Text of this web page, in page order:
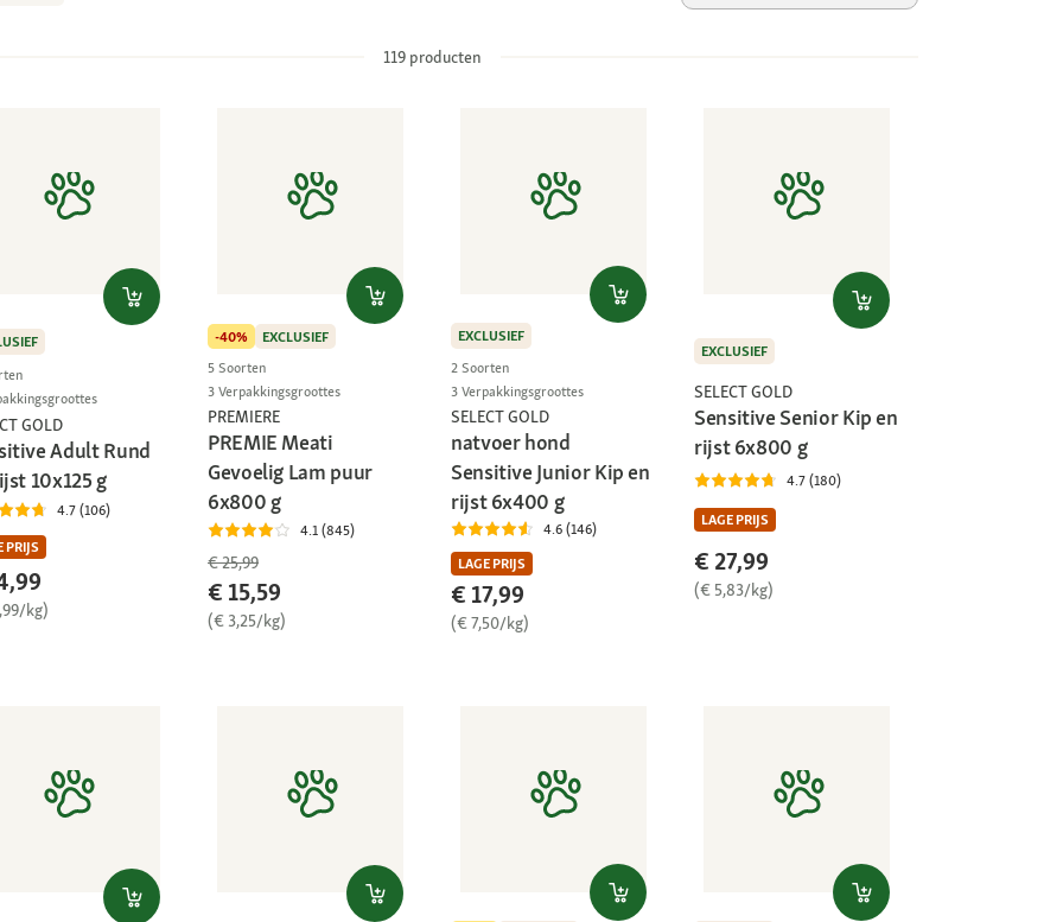
119producten
GOLD
Adult Rund
10x125 g
4.7 (106)
PRIJS
kg)
-40%
EXCLUSIEF
5 Soorten
3 Verpakkingsgroottes
PREMIERE
PREMIE Meati
Gevoelig Lam puur
6x800 g
4.1 (845)
€ 25,99
€ 15,59
(€ 3,25/kg)
EXCLUSIEF
2 Soorten
3 Verpakkingsgroottes
SELECT GOLD
natvoer hond
Sensitive Junior Kip en
rijst 6x400 g
4.6 (146)
LAGE PRIJS
€ 17,99
(€ 7,50/kg)
EXCLUSIEF
SELECT GOLD
Sensitive Senior Kip en
rijst 6x800 g
4.7 (180)
LAGE PRIJS
€ 27,99
(€ 5,83/kg)